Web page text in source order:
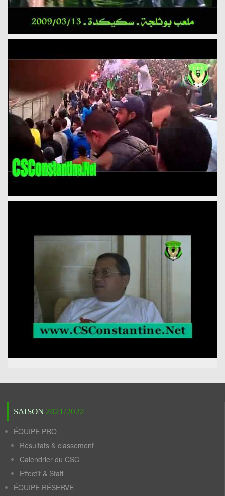
SAISON 2021/2022
ÉQUIPE PRO
Résultats & classement
Calendrier du CSC
Effectif & Staff
ÉQUIPE RÉSERVE